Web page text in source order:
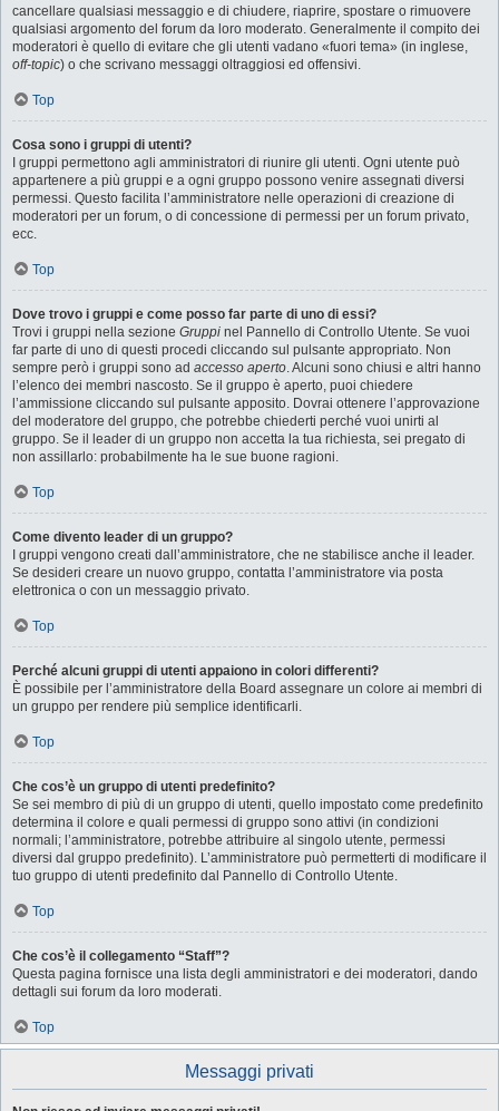
cancellare qualsiasi messaggio e di chiudere, riaprire, spostare o rimuovere
qualsiasi argomento del forum da loro moderato. Generalmente il compito dei
moderatori è quello di evitare che gli utenti vadano «fuori tema» (in inglese,
off-topic) o che scrivano messaggi oltraggiosi ed offensivi.
Top
Cosa sono i gruppi di utenti?
I gruppi permettono agli amministratori di riunire gli utenti. Ogni utente può
appartenere a più gruppi e a ogni gruppo possono venire assegnati diversi
permessi. Questo facilita l’amministratore nelle operazioni di creazione di
moderatori per un forum, o di concessione di permessi per un forum privato,
ecc.
Top
Dove trovo i gruppi e come posso far parte di uno di essi?
Trovi i gruppi nella sezione Gruppi nel Pannello di Controllo Utente. Se vuoi
far parte di uno di questi procedi cliccando sul pulsante appropriato. Non
sempre però i gruppi sono ad accesso aperto. Alcuni sono chiusi e altri hanno
l’elenco dei membri nascosto. Se il gruppo è aperto, puoi chiedere
l’ammissione cliccando sul pulsante apposito. Dovrai ottenere l’approvazione
del moderatore del gruppo, che potrebbe chiederti perché vuoi unirti al
gruppo. Se il leader di un gruppo non accetta la tua richiesta, sei pregato di
non assillarlo: probabilmente ha le sue buone ragioni.
Top
Come divento leader di un gruppo?
I gruppi vengono creati dall’amministratore, che ne stabilisce anche il leader.
Se desideri creare un nuovo gruppo, contatta l’amministratore via posta
elettronica o con un messaggio privato.
Top
Perché alcuni gruppi di utenti appaiono in colori differenti?
È possibile per l’amministratore della Board assegnare un colore ai membri di
un gruppo per rendere più semplice identificarli.
Top
Che cos’è un gruppo di utenti predefinito?
Se sei membro di più di un gruppo di utenti, quello impostato come predefinito
determina il colore e quali permessi di gruppo sono attivi (in condizioni
normali; l’amministratore, potrebbe attribuire al singolo utente, permessi
diversi dal gruppo predefinito). L’amministratore può permetterti di modificare il
tuo gruppo di utenti predefinito dal Pannello di Controllo Utente.
Top
Che cos’è il collegamento “Staff”?
Questa pagina fornisce una lista degli amministratori e dei moderatori, dando
dettagli sui forum da loro moderati.
Top
Messaggi privati